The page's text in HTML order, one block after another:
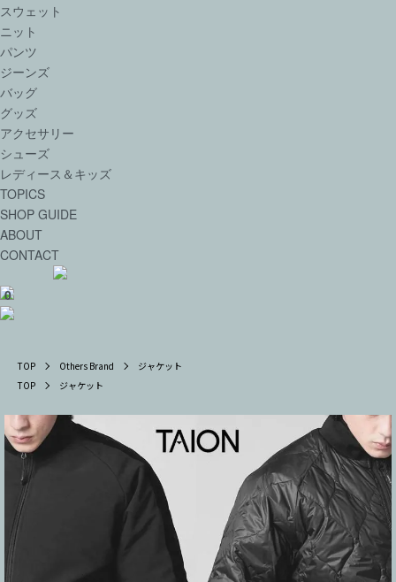
スウェット
ニット
パンツ
ジーンズ
バッグ
グッズ
アクセサリー
シューズ
レディース＆キッズ
TOPICS
SHOP GUIDE
ABOUT
CONTACT
0
TOP Others Brand
ジャケット
TOP
ジャケット